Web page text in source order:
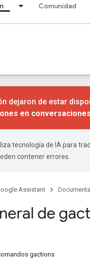
Comunidad
dejaron de estar
en conversaciones
tecnología de IA para
contener errores.
Assistant
de
gactions